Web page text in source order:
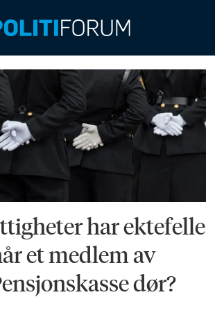
har ektefelle
et medlem av
dør?